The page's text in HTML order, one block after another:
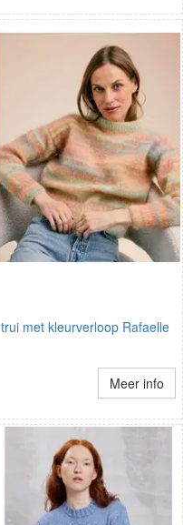
trui met kleurverloop Rafaelle
Meer info